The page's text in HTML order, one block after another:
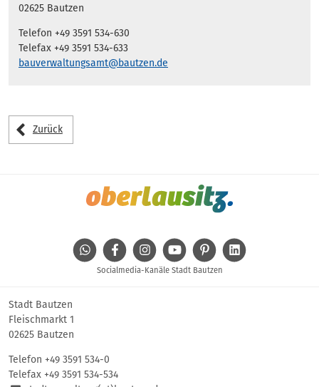
02625 Bautzen
Telefon +49 3591 534-630
Telefax +49 3591 534-633
bauverwaltungsamt@bautzen.de
Zurück
WhatsAppFacebookInstagramYoutube Pinterest
Socialmedia-Kanäle Stadt Bautzen
Stadt Bautzen
Fleischmarkt 1
02625 Bautzen
Telefon +49 3591 534-0
Telefax +49 3591 534-534